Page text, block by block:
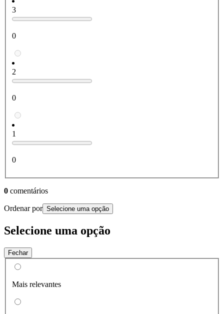
3
0
2
0
1
0
0 comentários
Ordenar por Selecione uma opção
Selecione uma opção
Fechar
Mais relevantes